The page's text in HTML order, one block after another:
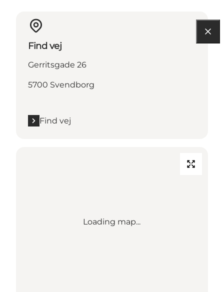
Find vej
Gerritsgade 26
5700 Svendborg
Find vej
Loading map...